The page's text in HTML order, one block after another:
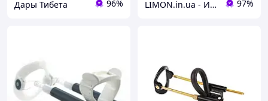
Дары Тибета 96% LIMON.in.ua - Интернет-магазин г.Хмельницкий 97%